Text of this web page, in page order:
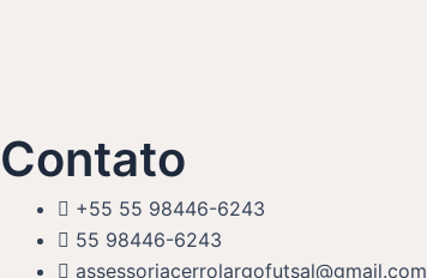
Contato
+55 55 98446-6243
55 98446-6243
assessoriacerrolargofutsal@gmail.com